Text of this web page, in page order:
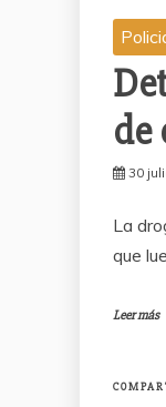
de
30
La
que
Leer más